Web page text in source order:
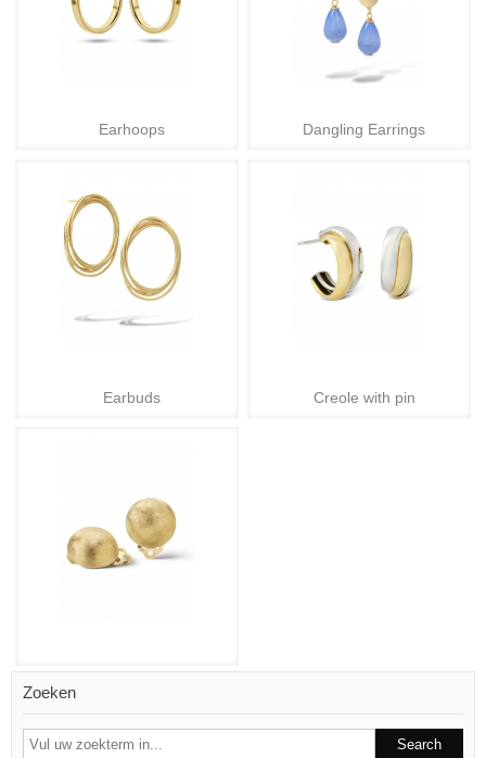
Earhoops Dangling Earrings
Earbuds Creole with pin
Zoeken